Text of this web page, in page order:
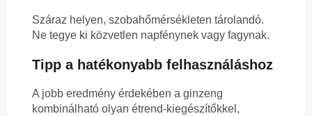
Száraz helyen, szobahőmérsékleten tárolandó.
Ne tegye ki közvetlen napfénynek vagy fagynak.
Tipp a hatékonyabb felhasználáshoz
A jobb eredmény érdekében a ginzeng
kombinálható olyan étrend-kiegészítőkkel,